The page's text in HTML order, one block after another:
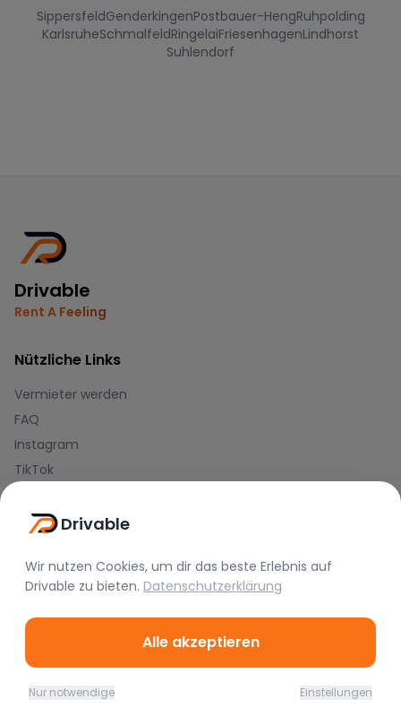
SippersfeldGenderkingenPostbauer-HengRuhpolding
KarlsruheSchmalfeldRingelaiFriesenhagenLindhorst
Suhlendorf
Drivable
Rent A Feeling
Nützliche Links
Vermieter werden
FAQ
Instagram
TikTok
Rechtliches
Datenschutz
Journal
Drivable
Wir nutzen Cookies, um dir das beste Erlebnis auf
Drivable zu bieten. Datenschutzerklärung
Alle akzeptieren
Nur notwendige Einstellungen